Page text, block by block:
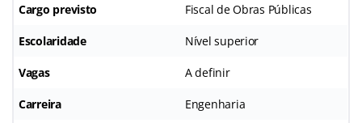
Cargo previsto Fiscal de Obras Públicas
Escolaridade Nível superior
Vagas A definir
Carreira Engenharia